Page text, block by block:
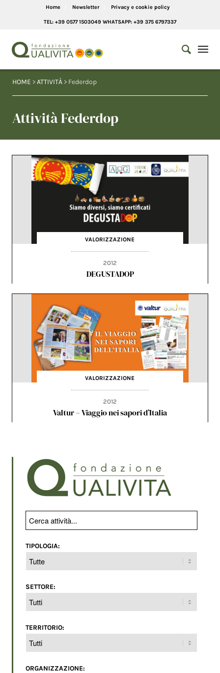
Home Newsletter Privacy e cookie policy
TEL: +39 0577 1503049 WHATSAPP: +39 375 6797337
HOME >ATTIVITÀ > Federdop
Attività Federdop
VALORIZZAZIONE
2012
DEGUSTADOP
VALORIZZAZIONE
2012
Valtur – Viaggio nei sapori d’Italia
TIPOLOGIA:
SETTORE:
TERRITORIO:
ORGANIZZAZIONE: